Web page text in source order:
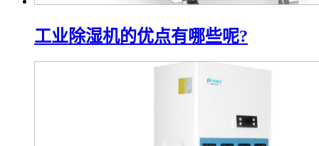
工业除湿机的优点有哪些呢?